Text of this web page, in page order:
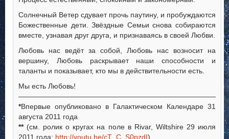
Солнечный Ветер сдувает прочь паутину, и пробуждаются
Божественные дети. Звёздные Семьи снова собираются
вместе, узнавая друг друга, и признаваясь в своей Любви.
Любовь нас ведёт за собой, Любовь нас возносит на
вершину, Любовь раскрывает наши способности и
таланты и показывает, кто мы в действительности есть.
Мы есть Любовь!
—————————————————————————————
*Впервые опубликовано в Галактическом Календаре 31
августа 2011 года
**(см. ролик о кругах на поле в Rivar, Wiltshire 29 июля
2011 года: http://youtu.be/cT_C_S0pzdI)